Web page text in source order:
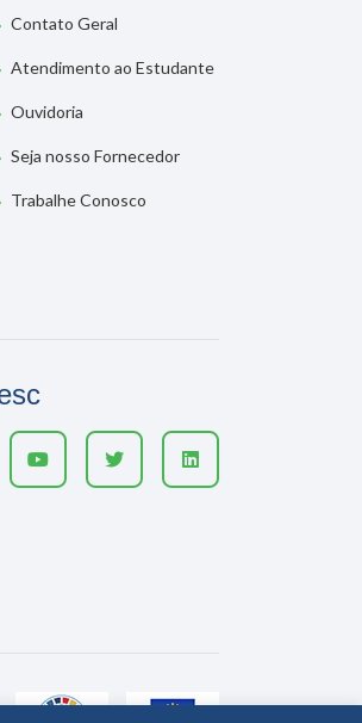
Contato Geral
Atendimento ao Estudante
Ouvidoria
Seja nosso Fornecedor
Trabalhe Conosco